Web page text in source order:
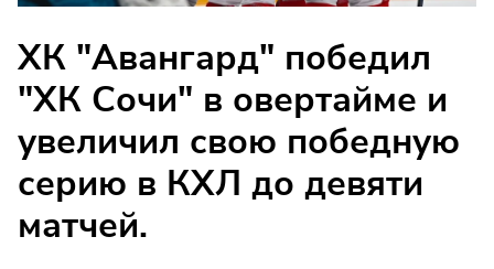
ХК "Авангард" победил
"ХК Сочи" в овертайме и
увеличил свою победную
серию в КХЛ до девяти
матчей.